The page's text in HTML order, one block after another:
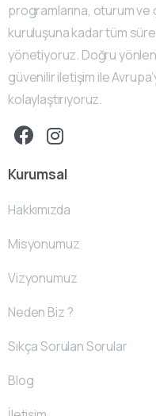
programlarına, oturum ve
kuruluşuna kadar tüm
yönetiyoruz. Doğru
güvenilir iletişim ile
kolaylaştırıyoruz.
Kurumsal
Hakkımızda
Misyonumuz
Vizyonumuz
Neden Biz ?
Sıkça Sorulan Sorular
Blog